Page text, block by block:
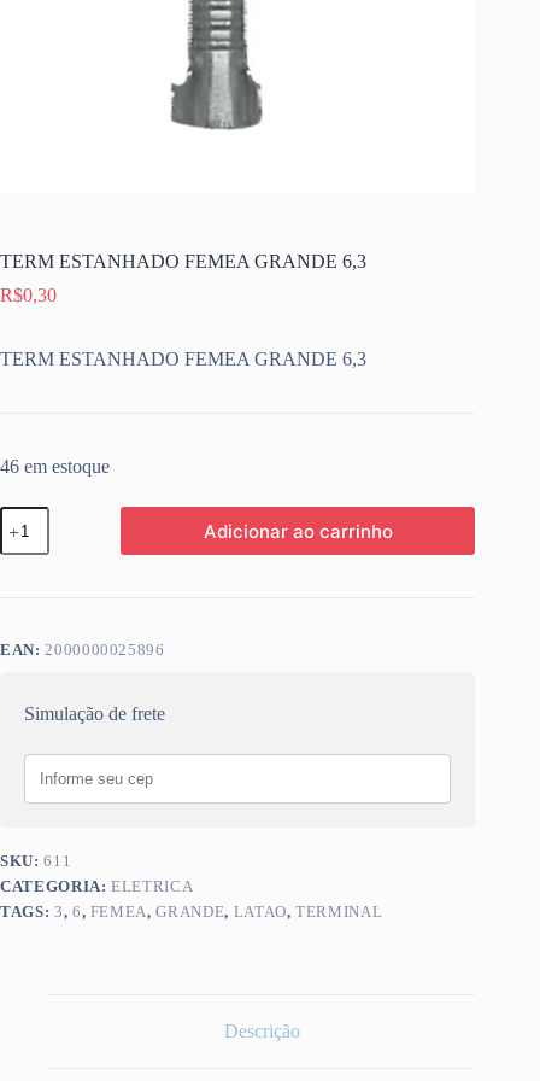
TERM ESTANHADO FEMEA GRANDE 6,3
R$0,30
TERM ESTANHADO FEMEA GRANDE 6,3
46 em estoque
TERM
ESTANHADO
FEMEA
Adicionar ao carrinho
EAN:2000000025896
Simulação de frete
SKU:611
CATEGORIA:ELETRICA
TAGS: 3, 6, FEMEA,GRANDE, LATAO,TERMINAL
Descrição